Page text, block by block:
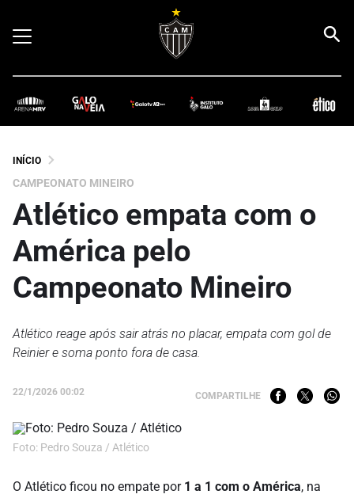
INÍCIO
CAMPEONATO MINEIRO
Atlético empata com o
América pelo
Campeonato Mineiro
Atlético reage após sair atrás no placar, empata com gol de
Reinier e soma ponto fora de casa.
22/1/2026 00:02 COMPARTILHE
Foto: Pedro Souza / Atlético
O Atlético ficou no empate por 1 a 1 com o América, na